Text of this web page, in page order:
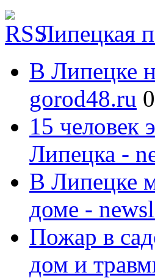
Липецкая
В Липецке
gorod48.ru
15 человек
Липецка -
В Липецке
доме -
Пожар в
дом и